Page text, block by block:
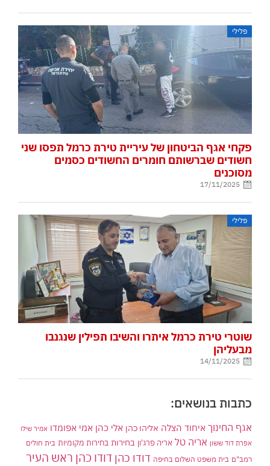
פלילי
פקחי אגף הביטחון של עיריית טירת כרמל תפסו שני
חשודים שברשותם חומרים החשודים כסמים
מסוכנים
17/11/2025
פלילי
שוטרי טירת כרמל איתרו והשיבו תפילין שנגנבו
מבעליהן
14/11/2025
כתבות בנושאים:
אגף החינוך איחוד הצלה אליהו כהן אלי כהן אמי אפומדו אמיר שילו
אפרת דוד ששון אריה טל אריה פרג'ון בחירות בחירות מקומיות בית חולים
רמב"ם בית משפט השלום בחיפה דודו כהן דודו כהן ראש העיר